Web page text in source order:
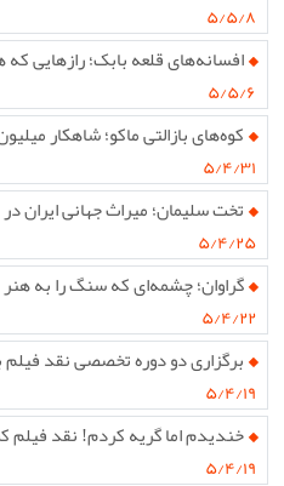
۵/۵/۸
افسانه‌های قلعه بابک؛ رازهایی که
۵/۵/۶
کوه‌های بازالتی ماکو؛ شاهکار
۵/۴/۳۱
تخت سلیمان؛ میراث جهانی
۵/۴/۲۵
گراوان؛ چشمه‌ای که سنگ را به
۵/۴/۲۲
برگزاری دو دوره تخصصی نقد
۵/۴/۱۹
خندیدم اما گریه کردم! نقد
۵/۴/۱۹